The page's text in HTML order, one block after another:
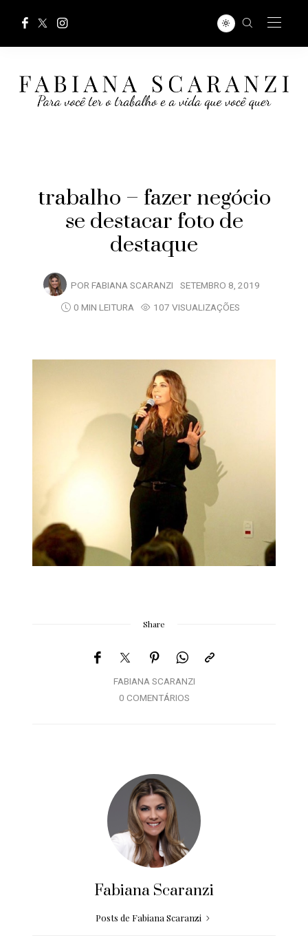
trabalho – fazer negócio
se destacar foto de
destaque
POR FABIANA SCARANZI SETEMBRO 8, 2019
0 MIN LEITURA
107 VISUALIZAÇÕES
Share
FABIANA SCARANZI
0 COMENTÁRIOS
Fabiana Scaranzi
Posts de Fabiana Scaranzi